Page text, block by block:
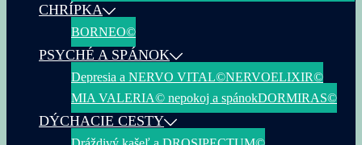
CHRÍPKA
BORNEO©
PSYCHÉ A SPÁNOK
Depresia a NERVO VITAL©NERVOELIXIR©
MIA VALERIA© nepokoj a spánokDORMIRAS©
DÝCHACIE CESTY